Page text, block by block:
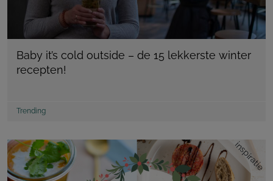
Baby it’s cold outside – de 15 lekkerste winter
recepten!
Trending
inspiratie